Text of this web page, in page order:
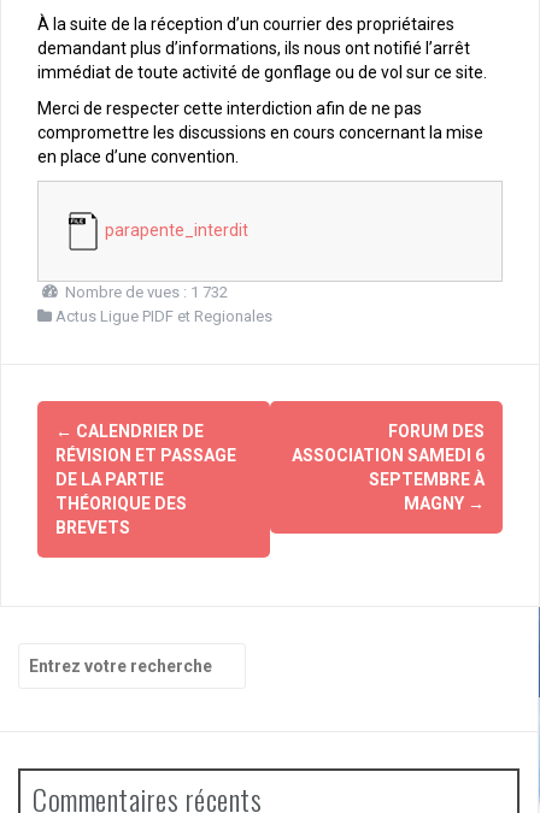
À la suite de la réception d’un courrier des propriétaires
demandant plus d’informations, ils nous ont notifié l’arrêt
immédiat de toute activité de gonflage ou de vol sur ce site.
Merci de respecter cette interdiction afin de ne pas
compromettre les discussions en cours concernant la mise
en place d’une convention.
parapente_interdit
Nombre de vues : 1 732
Actus Ligue PIDF et Regionales
Navigation
d'article
← CALENDRIER DE
RÉVISION ET PASSAGE
DE LA PARTIE
THÉORIQUE DES
BREVETS
FORUM DES
ASSOCIATION SAMEDI 6
SEPTEMBRE À
MAGNY →
pour
Commentaires récents